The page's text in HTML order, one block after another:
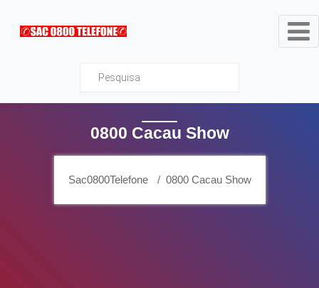
Sac0800Telefone
0800 Cacau Show
Sac0800Telefone 0800 Cacau Show